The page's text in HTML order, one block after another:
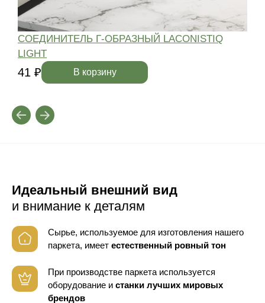
СОЕДИНИТЕЛЬ Г-ОБРАЗНЫЙ LACONISTIQ
LIGHT
41 ₽ В корзину
Идеальный внешний вид
и внимание к деталям
Сырье, используемое для изготовления нашего
паркета, имеет естественный ровный тон
При производстве паркета используется
оборудование и станки лучших мировых
брендов